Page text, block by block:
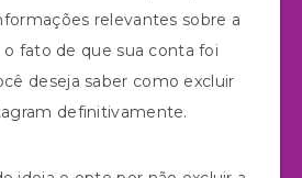
relevantes sobre a
o fato de que sua conta foi
deseja saber como excluir
definitivamente.